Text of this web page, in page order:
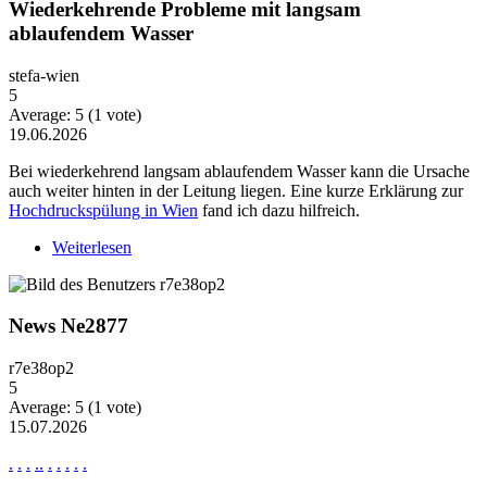
Wiederkehrende Probleme mit langsam
ablaufendem Wasser
stefa-wien
5
Average: 5 (1 vote)
19.06.2026
Bei wiederkehrend langsam ablaufendem Wasser kann die Ursache
auch weiter hinten in der Leitung liegen. Eine kurze Erklärung zur
Hochdruckspülung in Wien fand ich dazu hilfreich.
Weiterlesen
News Ne2877
r7e38op2
5
Average: 5 (1 vote)
15.07.2026
. . . .. . . . . .